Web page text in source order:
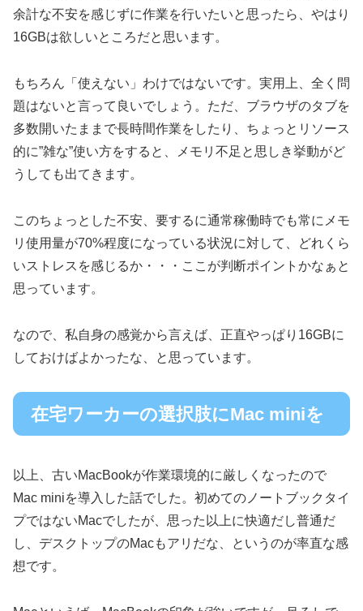
余計な不安を感じずに作業を行いたいと思ったら、やはり
16GBは欲しいところだと思います。
もちろん「使えない」わけではないです。実用上、全く問
題はないと言って良いでしょう。ただ、ブラウザのタブを
多数開いたままで長時間作業をしたり、ちょっとリソース
的に”雑な”使い方をすると、メモリ不足と思しき挙動がど
うしても出てきます。
このちょっとした不安、要するに通常稼働時でも常にメモ
リ使用量が70%程度になっている状況に対して、どれくら
いストレスを感じるか・・・ここが判断ポイントかなぁと
思っています。
なので、私自身の感覚から言えば、正直やっぱり16GBに
しておけばよかったな、と思っています。
在宅ワーカーの選択肢にMac miniを
以上、古いMacBookが作業環境的に厳しくなったので
Mac miniを導入した話でした。初めてのノートブックタイ
プではないMacでしたが、思った以上に快適だし普通だ
し、デスクトップのMacもアリだな、というのが率直な感
想です。